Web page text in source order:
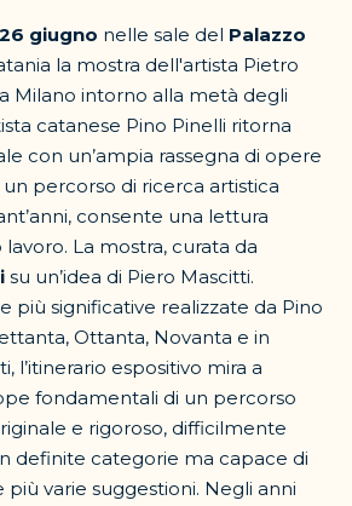
giugno nelle sale del Palazzo
la mostra dell'artista Pietro
Milano intorno alla metà degli
catanese Pino Pinelli ritorna
con un’ampia rassegna di opere
percorso di ricerca artistica
consente una lettura
La mostra, curata da
su un’idea di Piero Mascitti.
più significative realizzate da Pino
Ottanta, Novanta e in
l’itinerario espositivo mira a
fondamentali di un percorso
e rigoroso, difficilmente
definite categorie ma capace di
più varie suggestioni. Negli anni